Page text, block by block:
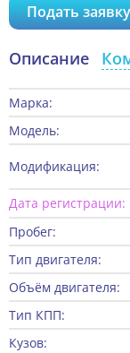
Подать
Описание
Марка:
Модель:
Модификация:
Дата регистрации:
Пробег:
Тип двигателя:
Объём двигателя:
Тип КПП:
Кузов: